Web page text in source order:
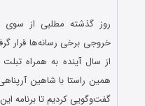
روز گذشته مطلبی از
خروجی برخی رسانه‌ها قرار
از سال آینده به همراه
همین راستا با شاهین
گفت‌وگویی کردیم تا برنامه